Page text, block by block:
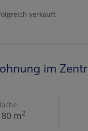
verkauft
im
m2